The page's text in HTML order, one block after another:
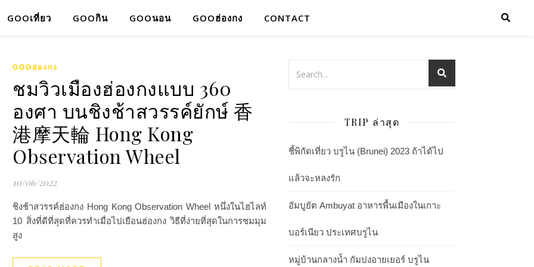
GOOเที่ยว GOOกิน GOOนอน GOOฮ่องกง CONTACT
GOOฮ่องกง
ชมวิวเมืองฮ่องกงแบบ 360
องศา บนชิงช้าสวรรค์ยักษ์ 香
港摩天輪 Hong Kong
Observation Wheel
10/06/2022
ชิงช้าสวรรค์ฮ่องกง Hong Kong Observation Wheel หนึ่งในไฮไลท์
10 สิ่งที่ดีที่สุดที่ควรทำเมื่อไปเยือนฮ่องกง วิธีที่ง่ายที่สุดในการชมมุม
สูง
TRIP ล่าสุด
ชี้พิกัดเที่ยว บรูไน (Brunei) 2023 ถ้าได้ไป
แล้วจะหลงรัก
อัมบูยัต Ambuyat อาหารพื้นเมืองในเกาะ
บอร์เนียว ประเทศบรูไน
หมู่บ้านกลางน้ำ กัมปงอายเยอร์ บรูไน